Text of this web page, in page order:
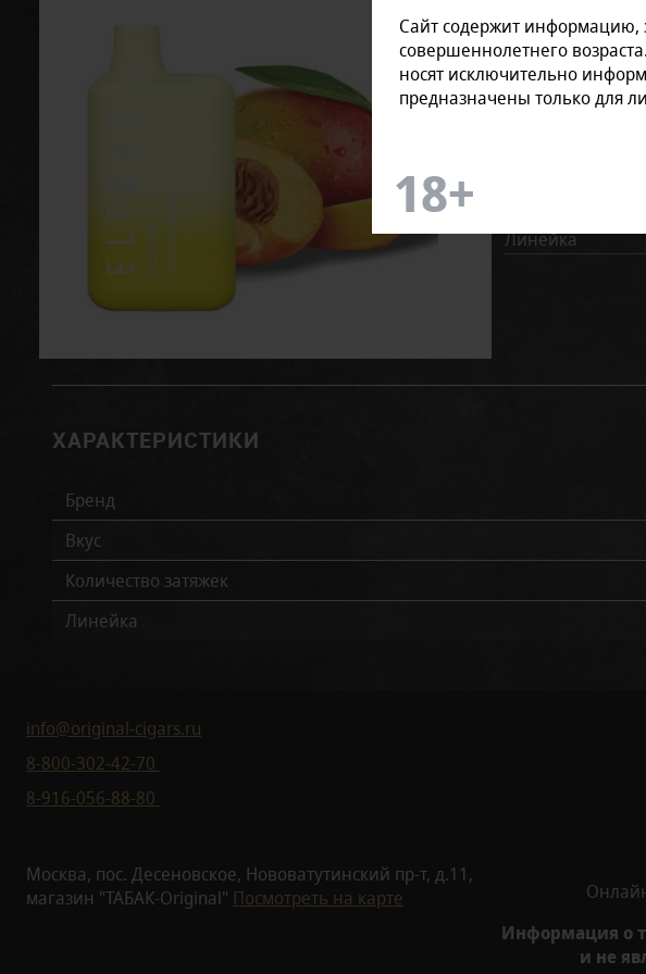
Сайт содержит
совершеннолетнего
носят исключительно
предназначены только для
Линейка
ХАРАКТЕРИСТИКИ
Бренд
Вкус
Количество затяжек
Линейка
info@original-cigars.ru
8-800-302-42-70
8-916-056-88-80
Москва, пос. Десеновское, Нововатутинский пр-т, д.11,
магазин "ТАБАК-Original" Посмотреть на карте
Информация о
и не